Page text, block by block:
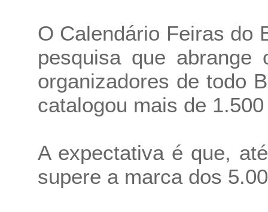
O Calendário Feiras do
pesquisa que
organizadores de todo
catalogou mais de
A expectativa é que,
supere a marca dos